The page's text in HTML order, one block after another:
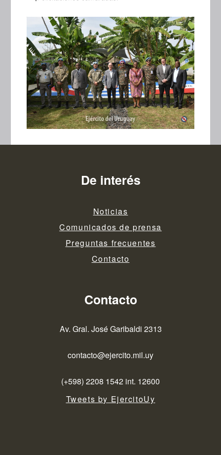
De interés
Noticias
Comunicados de prensa
Preguntas frecuentes
Contacto
Contacto
Av. Gral. José Garibaldi 2313
contacto@ejercito.mil.uy
(+598) 2208 1542 int. 12600
Tweets by EjercitoUy